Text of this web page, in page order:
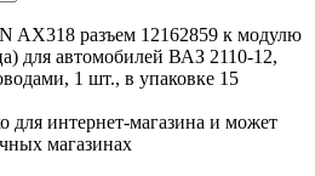
AX318 разъем 12162859 к модулю
для автомобилей ВАЗ 2110-12,
1 шт., в упаковке 15
для интернет-магазина и может
магазинах